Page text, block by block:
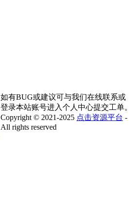
如有BUG或建议可与我们在线联系或
登录本站账号进入个人中心提交工单。
Copyright © 2021-2025 点击资源平台 -
All rights reserved